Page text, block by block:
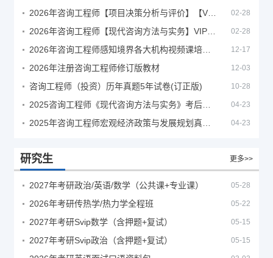
02-28
02-28
12-17
2026年注册咨询工程师修订版教材 12-03
咨询工程师（投资）历年真题5年试卷(订正版) 10-28
04-23
04-23
研究生 更多>>
2027年考研政治/英语/数学（公共课+专业课） 05-28
2026年考研传热学/热力学全程班 05-22
2027年考研Svip数学（含押题+复试） 05-15
2027年考研Svip政治（含押题+复试） 05-15